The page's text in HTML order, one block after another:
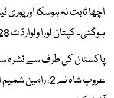
ہوگئی۔ کپتان لورا ولوارڈٹ 28 رنز کے ساتھ ٹاپ اسکورر رہیں۔
عروب شاہ نے 2،